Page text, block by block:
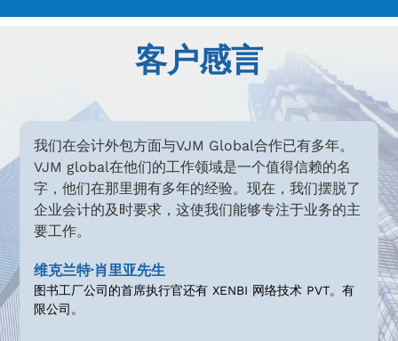
客户感言
计外包方面与VJM Global合作已有多年。
在他们的工作领域是一个值得信赖的名
在那里拥有多年的经验。现在，我们摆脱了
的及时要求，这使我们能够专注于业务的主
·肖里亚先生
公司的首席执行官还有 XENBI 网络技术 PVT。有
我们是一家
影响力。我
和相关的合
活动。VJM
规划、结构
萨玛吉特·辛
Incubit Gbs